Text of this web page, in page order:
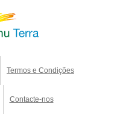
Termos e Condições
Contacte-nos